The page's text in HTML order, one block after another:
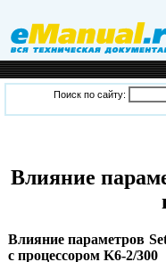
Поиск по сайту:
Влияние
Влияние параметров
с процессором K6-2/300